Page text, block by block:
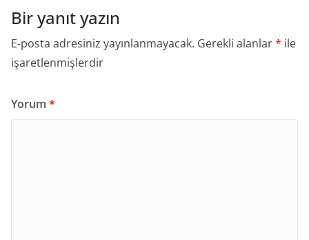
Bir yanıt yazın
E-posta adresiniz yayınlanmayacak. Gerekli alanlar* ile
işaretlenmişlerdir
Yorum *